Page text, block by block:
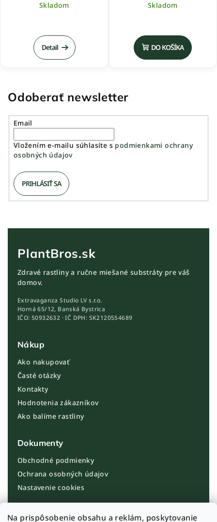
Na prispôsobenie obsahu a reklám, poskytovanie
Skladom
produktu
je
5,0
Detail
Skladom
DO KOŠÍKA
Odoberať newsletter
Email
Vložením e-mailu súhlasíte s podmienkami ochrany
osobných údajov
PRIHLÁSIŤ SA
PlantBros.sk
Zdravé rastliny a ručne miešané substráty pre váš
domov.
Extravaganza Studio LV s.r.o.
Horná 65/12, Banská Bystrica
IČO: 50932632 · IČ DPH: SK2120554689
Nákup
Ako nakupovať
Časté otázky
Kontakty
Hodnotenia zákazníkov
Ako balíme rastliny
Dokumenty
Obchodné podmienky
Ochrana osobných údajov
Nastavenie cookies
Kontakt